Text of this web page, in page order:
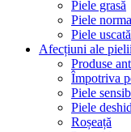
Piele grasă
Piele
Piele uscată
Afecțiuni ale pielii
Produse
Împotriva
Piele
Piele
Roșeață